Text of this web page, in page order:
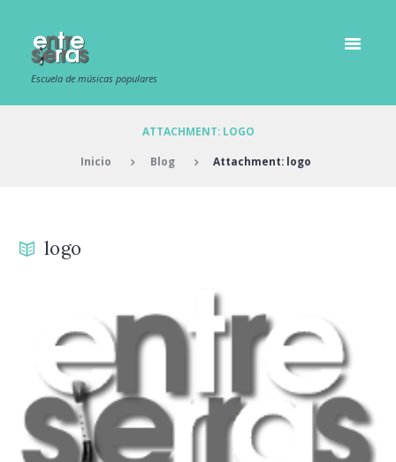
Escuela de músicas populares
ATTACHMENT: LOGO
Inicio Blog Attachment: logo
logo